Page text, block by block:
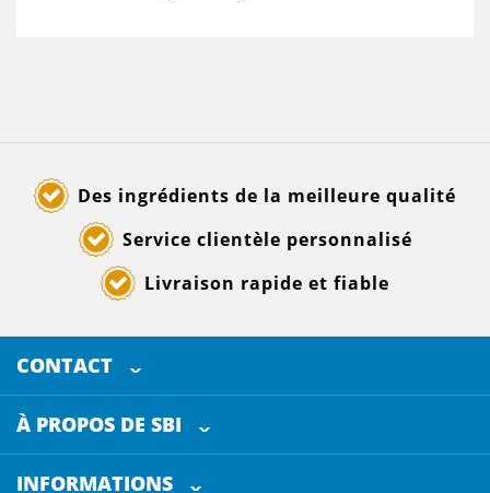
Des ingrédients de la meilleure qualité
Service clientèle personnalisé
Livraison rapide et fiable
CONTACT
SELECTED BREWING INGREDIENTS
Doornhoek 3880
5465 TBVeghel
Les Pays-Bas
À PROPOS DE SBI
INFORMATIONS